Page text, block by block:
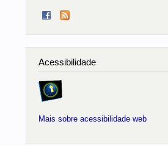
Acessibilidade
Mais sobre acessibilidade web